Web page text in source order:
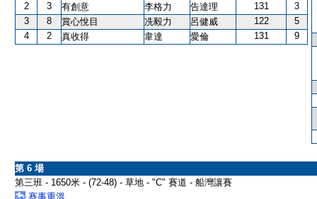
2
3 有創意 李格力 告達理 131
3
3
8 賞心悅目 冼毅力 呂健威 122
5
4
2 真收得 韋達 愛倫 131 9
第 6 場
第三班 - 1650米 - (72-48) - 草地 - "C" 賽道 - 船灣讓賽
賽事重溫